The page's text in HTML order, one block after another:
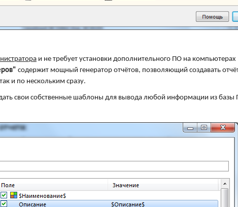
и не требует установки дополнительного ПО на компьютерах
содержит мощный генератор отчётов, позволяющий создавать
и по нескольким сразу.
свои собственные шаблоны для вывода любой информации из базы